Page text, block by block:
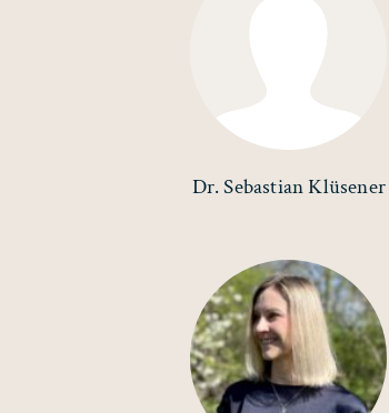
Dr. Sebastian Klüsener